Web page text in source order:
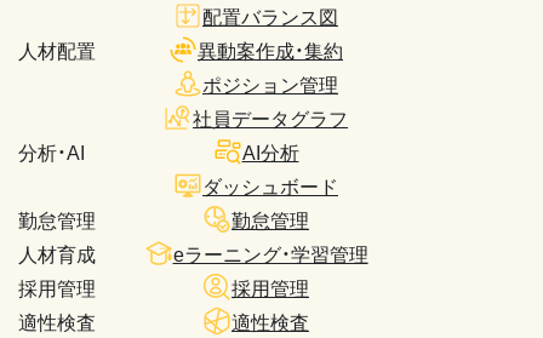
人材配置
配置バランス図
異動案作成・集約
ポジション管理
分析・AI
社員データグラフ
AI分析
ダッシュボード
勤怠管理
勤怠管理
人材育成
eラーニング・学習管理
採用管理
採用管理
適性検査
適性検査